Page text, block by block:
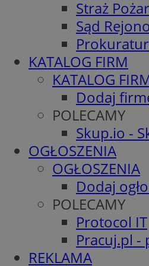
Straż
Sąd
KATALOG FIRM
KATALOG
Dodaj
POLECAMY
Skup.io -
OGŁOSZENIA
OGŁOSZENIA
Dodaj
POLECAMY
Protocol IT
Pracuj.pl -
REKLAMA